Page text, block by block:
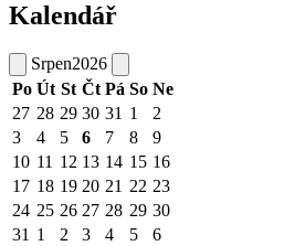
Kalendář
Srpen2026
Po Út St Čt Pá So Ne
27 28 29 30 31 1
2
3
4 5 6 7 8
9
10 11 12 13 14 15 16
17 18 19 20 21 22 23
24 25 26 27 28 29 30
31 1 2 3 4 5 6